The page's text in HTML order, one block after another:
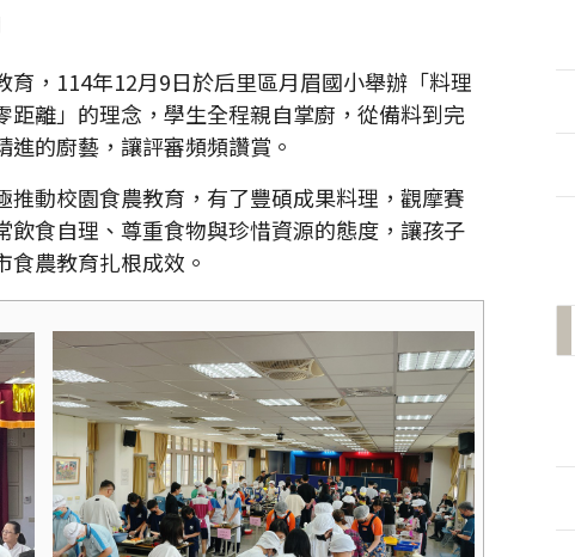
，114年12月9日於后里區月眉國小舉辦「料理
離」的理念，學生全程親自掌廚，從備料到完
的廚藝，讓評審頻頻讚賞。
動校園食農教育，有了豐碩成果料理，觀摩賽
食自理、尊重食物與珍惜資源的態度，讓孩子
農教育扎根成效。